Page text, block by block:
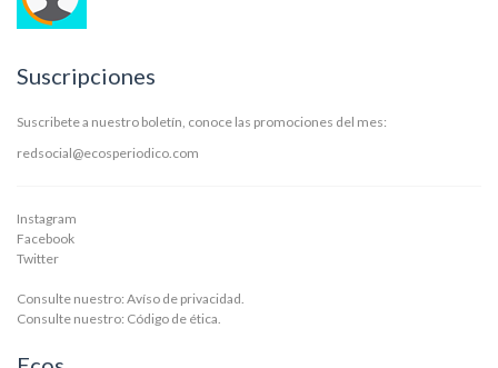
Suscripciones
Suscribete a nuestro boletín, conoce las promociones del mes:
redsocial@ecosperiodico.com
Instagram
Facebook
Twitter
Consulte nuestro: Avíso de privacidad.
Consulte nuestro: Código de ética.